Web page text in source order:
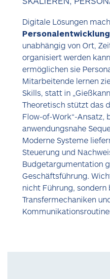
Digitale Lösungen
Personalentwicklung
unabhängig von Ort,
organisiert werden
ermöglichen sie
Mitarbeitende lernen
Skills, statt in
Theoretisch stützt das
Flow-of-Work“-Ansatz,
anwendungsnahe
Moderne Systeme
Steuerung und
Budgetargumentation
Geschäftsführung.
nicht Führung,
Transfermechaniken